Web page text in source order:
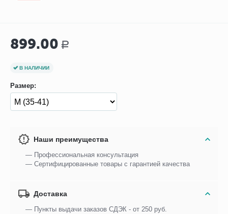
899.00 Р
В НАЛИЧИИ
Размер:
Наши преимущества
— Профессиональная консультация
— Сертифицированные товары с гарантией качества
Доставка
— Пункты выдачи заказов СДЭК - от 250 руб.